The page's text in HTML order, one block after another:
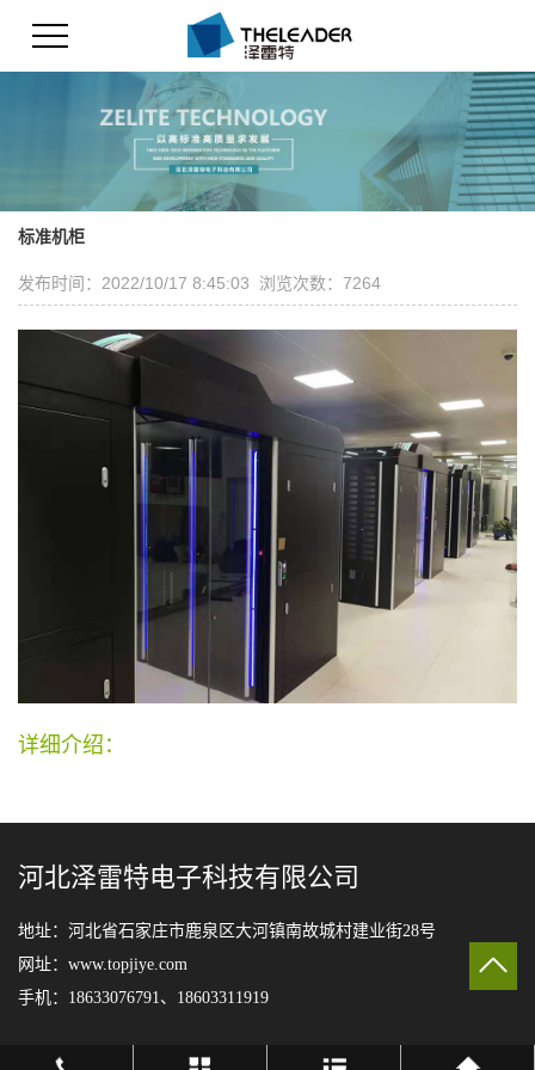
标准机柜
发布时间：2022/10/17 8:45:03 浏览次数：7264
详细介绍：
河北泽雷特电子科技有限公司
地址：河北省石家庄市鹿泉区大河镇南故城村建业街28号
网址：www.topjiye.com
手机：18633076791、18603311919